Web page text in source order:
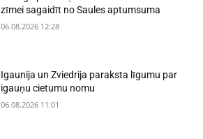
zīmei sagaidīt no Saules aptumsuma
06.08.2026 12:28
Igaunija un Zviedrija paraksta līgumu par
igauņu cietumu nomu
06.08.2026 11:01